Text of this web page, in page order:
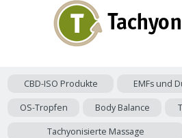
CBD-ISO Produkte EMFs und
OS-Tropfen Body Balance
Tachyonisierte Massage